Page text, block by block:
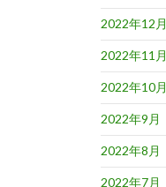
2022年12月
2022年11月
2022年10月
2022年9月
2022年8月
2022年7月